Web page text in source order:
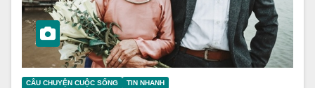
CÂU CHUYỆN CUỘC SỐNG TIN NHANH